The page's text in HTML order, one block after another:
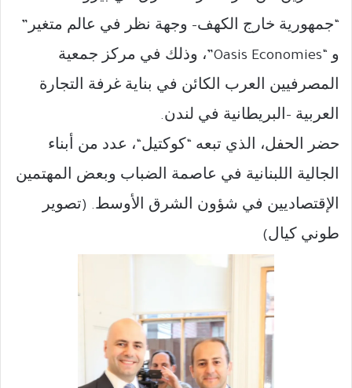
“جمهورية خارج الكهف– وجهة نظر في عالم متغير ”
و “Oasis Economies”
، وذلك في مركز جمعية
المصرفيين العرب الكائن في بناية غرفة التجارة
العربية – البريطانية في لندن.
حضر الحفل، الذي تبعه “كوكتيل“، عدد من أبناء
الجالية اللبنانية في عاصمة الضباب وبعض المهتمين
الإقتصاديين في شؤون الشرق الأوسط. (تصوير
طوني كيال)